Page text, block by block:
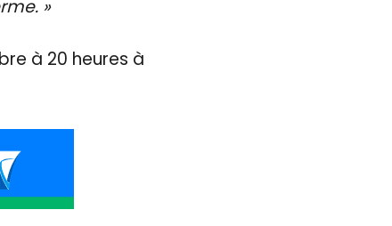
»
à 20 heures à